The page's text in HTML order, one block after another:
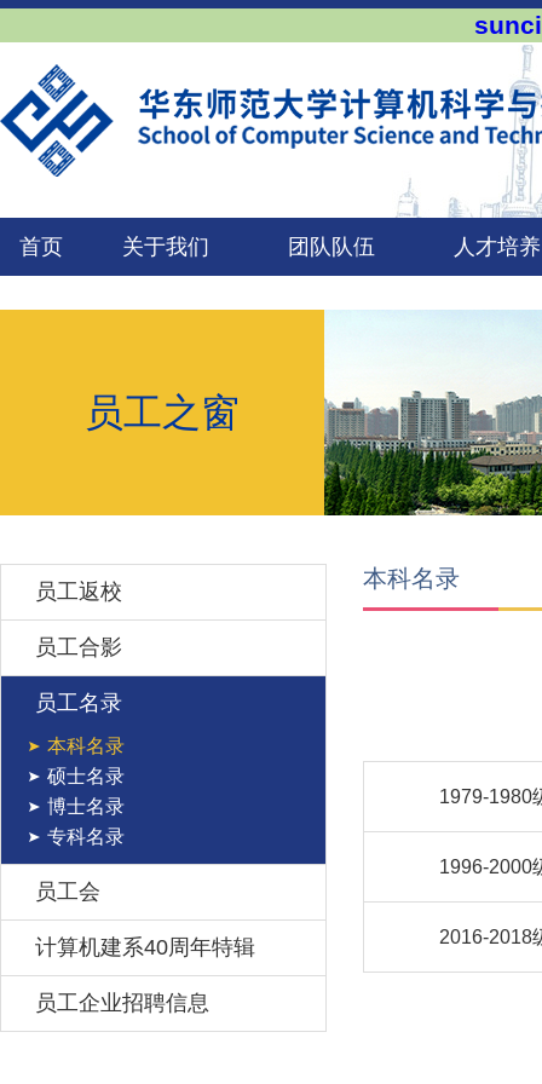
首页 关于我们 团队队伍 人才培养
员工之窗
员工返校
员工合影
员工名录
本科名录
硕士名录
博士名录
专科名录
员工会
计算机建系40周年特辑
员工企业招聘信息
本科名录
1979-1980
1996-2000
2016-2018